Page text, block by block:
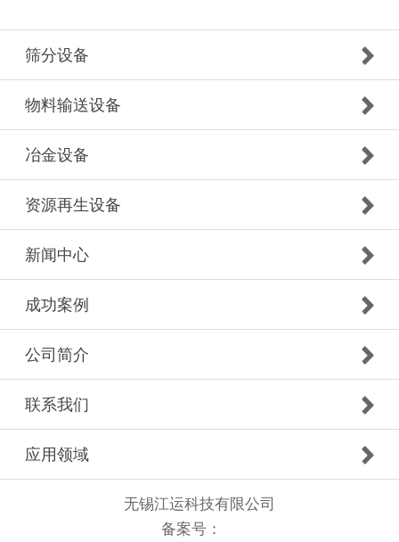
筛分设备
物料输送设备
冶金设备
资源再生设备
新闻中心
成功案例
公司简介
联系我们
应用领域
无锡江运科技有限公司
备案号：